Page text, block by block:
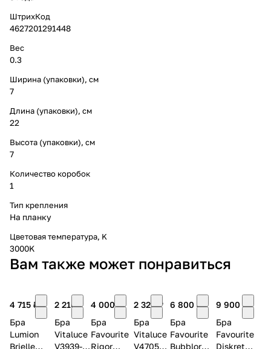
ШтрихКод
4627201291448
Вес
0.3
Ширина (упаковки), см
7
Длина (упаковки), см
22
Высота (упаковки), см
7
Количество коробок
1
Тип крепления
На планку
Цветовая температура, K
3000K
Вам также может понравиться
4 715 ₽
Бра
Lumion
Brielle
2 216 ₽
Бра
Vitaluce
V3939-
4 000 ₽
Бра
Favourite
Rigor
2 326 ₽
Бра
Vitaluce
V4705-
6 800 ₽
Бра
Favourite
Bubblor
9 900 ₽
Бра
Favourite
Diskret